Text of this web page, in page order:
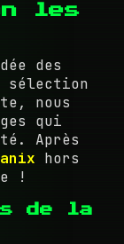
les
des
sélection
nous
qui
Après
hors
!
de la